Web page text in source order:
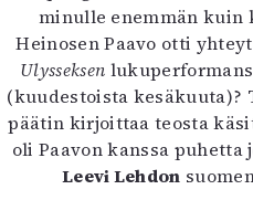
minulle enemmän kuin
Heinosen Paavo otti
Ulysseksen
(kuudestoista kesäkuuta)?
päätin kirjoittaa teosta
oli Paavon kanssa
Leevi Lehdon